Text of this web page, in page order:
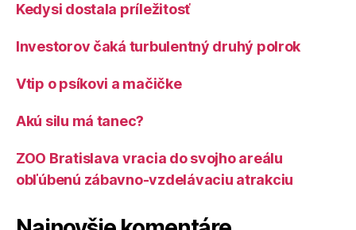
Kedysi dostala príležitosť
Investorov čaká turbulentný druhý polrok
Vtip o psíkovi a mačičke
Akú silu má tanec?
ZOO Bratislava vracia do svojho areálu
obľúbenú zábavno-vzdelávaciu atrakciu